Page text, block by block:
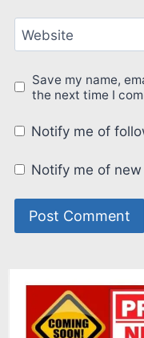
Website
Save my name,
the next time I
Notify me of
Notify me of